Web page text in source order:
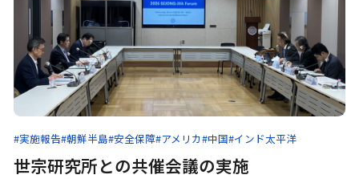
#実施報告#朝鮮半島#安全保障#アメリカ#中国#インド太平洋
世宗研究所との共催会議の実施